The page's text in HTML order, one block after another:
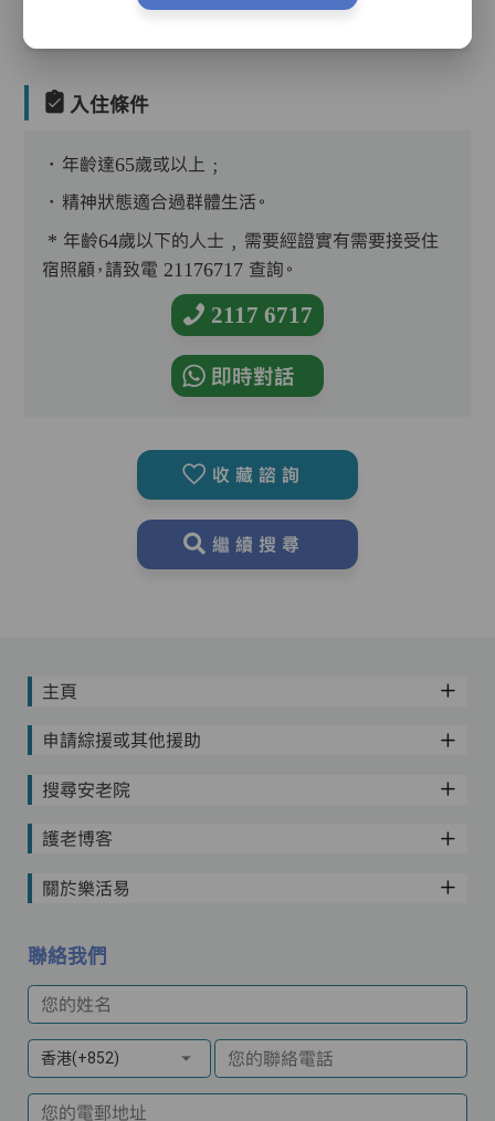
入住條件
．年齡達65歲或以上﹔
．精神狀態適合過群體生活。
* 年齡64歲以下的人士﹐需要經證實有需要接受住
宿照顧，請致電 21176717 查詢。
2117 6717
即時對話
收藏諮詢
繼續搜尋
主頁
申請綜援或其他援助
搜尋安老院
護老博客
關於樂活易
聯絡我們
您的姓名
香港(+852) 您的聯絡電話
您的電郵地址